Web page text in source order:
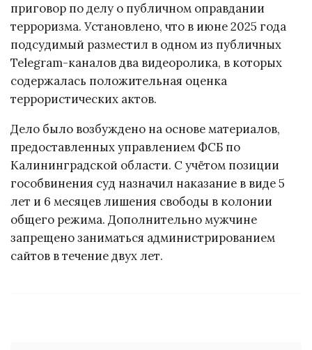
приговор по делу о публичном оправдании
терроризма. Установлено, что в июне 2025 года
подсудимый разместил в одном из публичных
Telegram-каналов два видеоролика, в которых
содержалась положительная оценка
террористических актов.
Дело было возбуждено на основе материалов,
предоставленных управлением ФСБ по
Калининградской области. С учётом позиции
гособвинения суд назначил наказание в виде 5
лет и 6 месяцев лишения свободы в колонии
общего режима. Дополнительно мужчине
запрещено заниматься администрированием
сайтов в течение двух лет.